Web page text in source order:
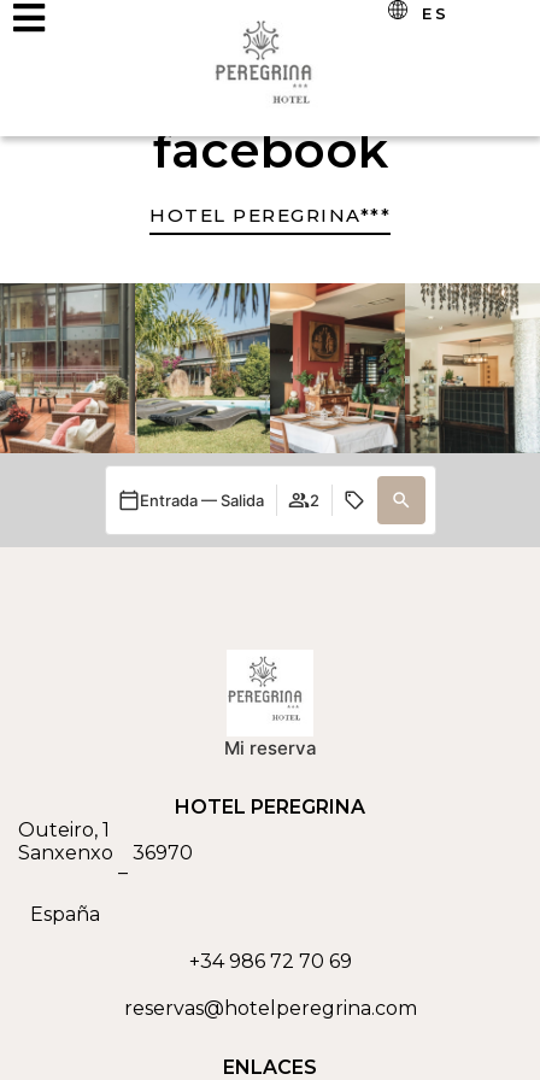
ES
facebook
HOTEL PEREGRINA***
Entrada — Salida 2
Mi reserva
HOTEL PEREGRINA
Outeiro, 1
Sanxenxo
–
36970
España
+34 986 72 70 69
reservas@hotelperegrina.com
ENLACES